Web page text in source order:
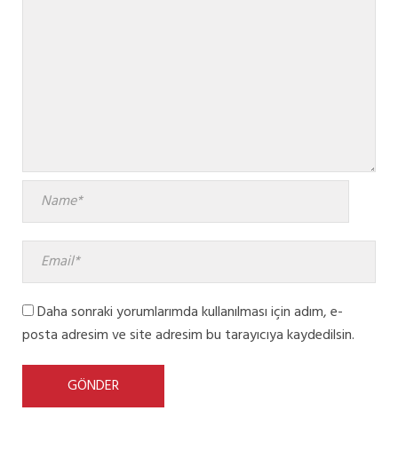
Daha sonraki yorumlarımda kullanılması için adım, e-
posta adresim ve site adresim bu tarayıcıya kaydedilsin.
GÖNDER